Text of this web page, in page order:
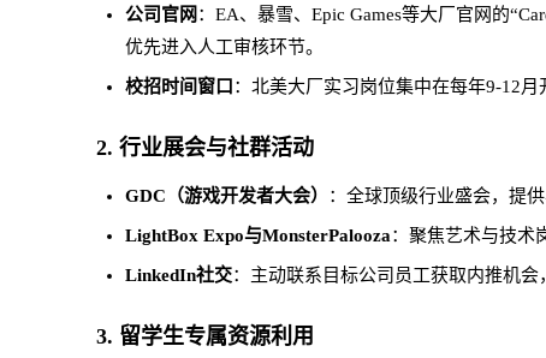
公司官网 ：EA、暴雪、Epic Games等大厂官网的
优先进入人工审核环节。
校招时间窗口 ：北美大厂实习岗位集中在每年9-12
2. 行业展会与社群活动
GDC（游戏开发者大会） ：全球顶级行业盛会，提
LightBox Expo与MonsterPalooza：聚焦艺术与技术
LinkedIn社交：主动联系目标公司员工获取内推机会
3. 留学生专属资源利用